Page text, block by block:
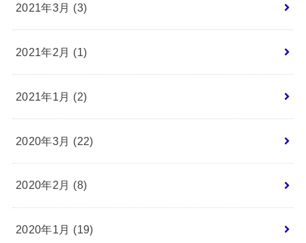
2021年3月 (3)
2021年2月 (1)
2021年1月 (2)
2020年3月 (22)
2020年2月 (8)
2020年1月 (19)